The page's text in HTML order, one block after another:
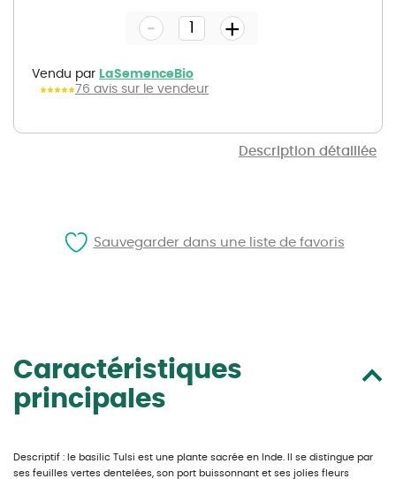
Description détaillée
gallery
Vendu par LaSemenceBio
76 avis sur le vendeur
- +
Caractéristiques
principales
Descriptif : le basilic Tulsi est une plante sacrée en Inde. Il se distingue par
ses feuilles vertes dentelées, son port buissonnant et ses jolies fleurs
Sauvegarder dans une liste de favoris